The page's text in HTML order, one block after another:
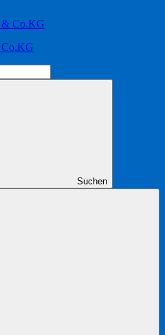
Co.KG
Suchen